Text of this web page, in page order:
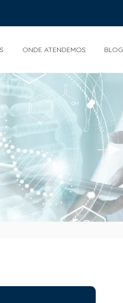
ONDE ATENDEMOS BLOG